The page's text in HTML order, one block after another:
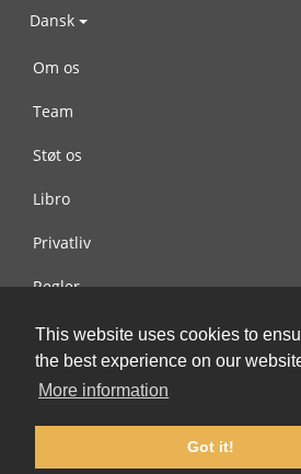
This website uses cookies to
the best experience on our
More information
Got it!
Dansk
Om os
Team
Støt os
Libro
Privatliv
Regler
Kontakt os